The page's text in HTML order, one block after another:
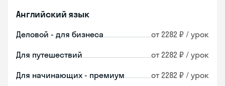
Английский язык
Деловой - для бизнеса от 2282 ₽ / урок
Для путешествий от 2282 ₽ / урок
Для начинающих - премиум от 2282 ₽ / урок